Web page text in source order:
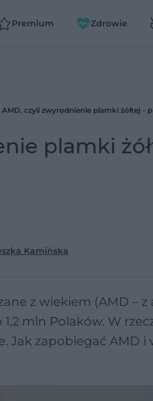
Premium Zdrowie
AMD, czyli zwyrodnienie plamki żółtej -
plamki
Kamińska
z wiekiem (AMD –
mln Polaków. W
Jak zapobiegać AMD i